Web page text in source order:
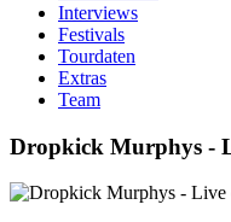
Interviews
Festivals
Tourdaten
Extras
Team
Dropkick Murphys -